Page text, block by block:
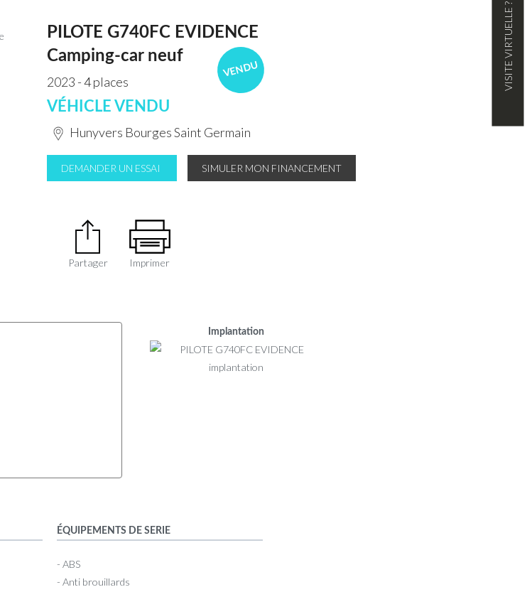
VENDU
PILOTE G740FC EVIDENCE
Camping-car neuf
2023 - 4 places
VÉHICLE VENDU
Hunyvers Bourges Saint Germain
DEMANDER UN ESSAI SIMULER MON FINANCEMENT
Partager Imprimer
Implantation
ÉQUIPEMENTS DE SERIE
- ABS
- Anti brouillards
VISITE VIRTUELLE ?